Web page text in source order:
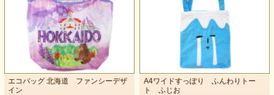
エコバッグ 北海道 ファンシーデザ
イン
A4ワイドすっぽり ふんわりトー
ト ふじお